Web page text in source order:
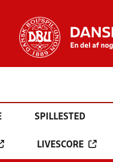
SPILLESTED
LIVESCORE